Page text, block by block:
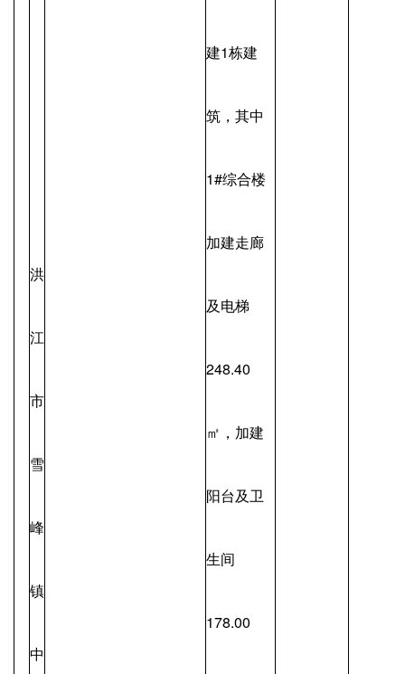
洪
江
市
雪
峰
镇
中
建1栋建
筑，其中
1#综合楼
加建走廊
及电梯
248.40
㎡，加建
阳台及卫
生间
178.00